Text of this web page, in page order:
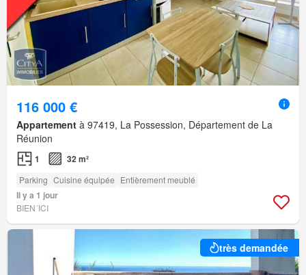
116 000 €
Appartement à 97419, La Possession, Département de La
Réunion
1 32 m²
Parking Cuisine équipée Entièrement meublé
Il y a 1 jour
BIEN´ICI
très demandée